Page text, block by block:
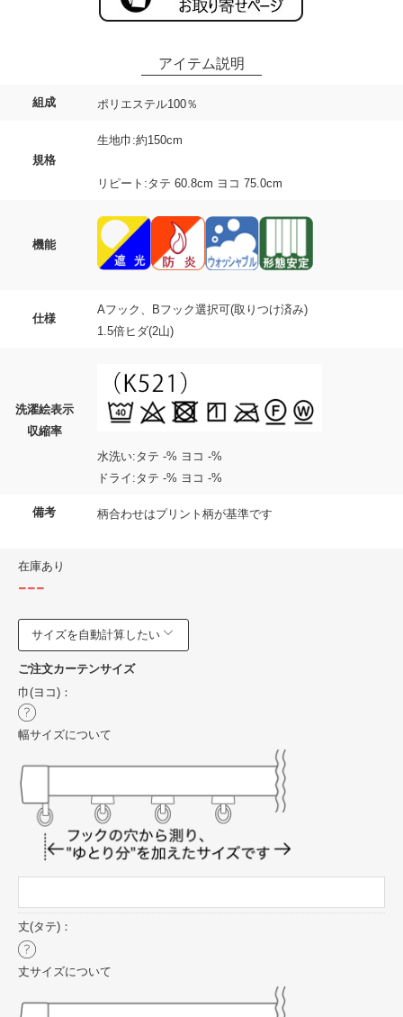
組成 ポリエステル100％
規格
生地巾:約150cm
リピート:タテ 60.8cm ヨコ 75.0cm
機能
仕様
Aフック、Bフック選択可(取りつけ済み)
1.5倍ヒダ(2山)
洗濯絵表示
収縮率
水洗い:タテ -% ヨコ -%
ドライ:タテ -% ヨコ -%
備考 柄合わせはプリント柄が基準です
在庫あり
---
サイズを自動計算したい
ご注文カーテンサイズ
巾(ヨコ)：
幅サイズについて
丈(タテ)：
丈サイズについて